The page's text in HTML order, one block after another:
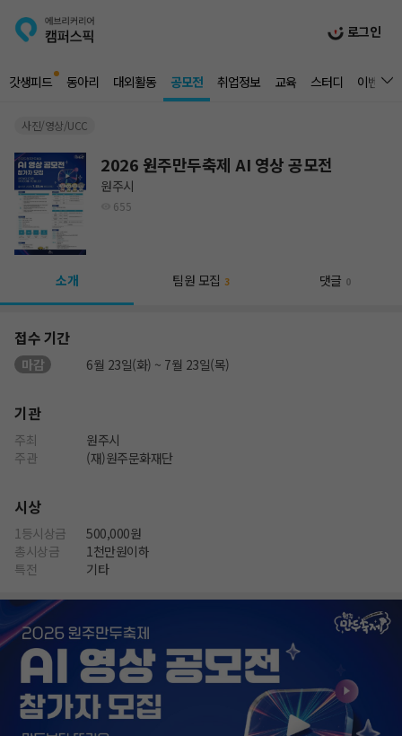
로그인
갓생피드 동아리 대외활동 공모전 취업정보 교육 스터디 이벤트
사진/영상/UCC
2026 원주만두축제 AI 영상 공모전
원주시
655
소개 팀원 모집 3 댓글 0
접수 기간
마감 6월 23일(화) ~ 7월 23일(목)
기관
주최
원주시
주관
(재)원주문화재단
시상
1등시상금
500,000원
총시상금
1천만원이하
특전
기타